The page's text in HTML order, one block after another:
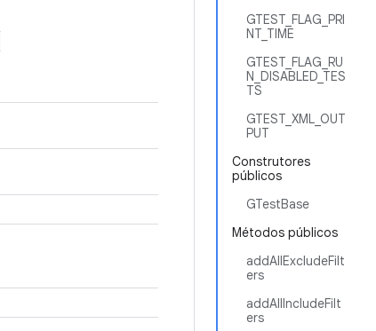
GTEST_FLAG_PRI
NT_TIME
GTEST_FLAG_RU
N_DISABLED_TES
TS
GTEST_XML_OUT
PUT
Construtores
públicos
GTestBase
Métodos públicos
addAllExcludeFilt
ers
addAllIncludeFilt
ers